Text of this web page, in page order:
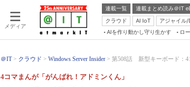
メディア
連載一覧 連載まとめ読み＠IT
クラウド
AI IoT アジャイル
AIを作り動かし守り生かす ロ
＠IT クラウド Windows Server Insider 第508話 新型キーボード：4
4コマまんが「がんばれ！アドミンくん」